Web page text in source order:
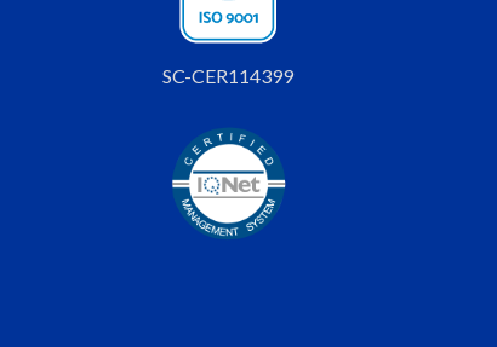
SC-CER114399